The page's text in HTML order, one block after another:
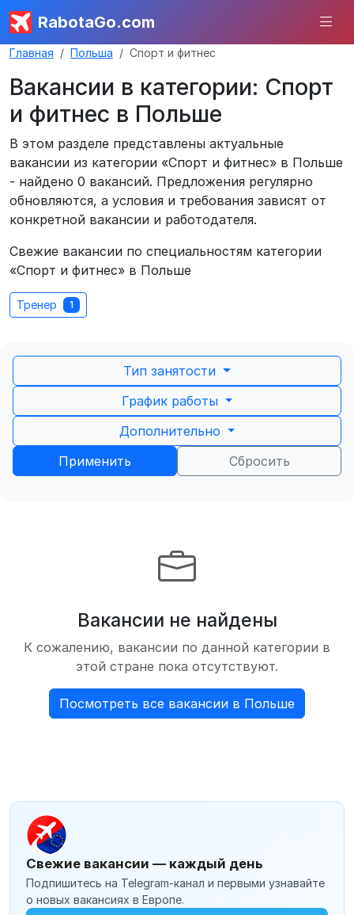
RabotaGo.com
Главная Польша Спорт и фитнес
Вакансии в категории: Спорт
и фитнес в Польше
В этом разделе представлены актуальные
вакансии из категории «Спорт и фитнес» в Польше
- найдено 0 вакансий. Предложения регулярно
обновляются, а условия и требования зависят от
конкретной вакансии и работодателя.
Свежие вакансии по специальностям категории
«Спорт и фитнес» в Польше
Тренер 1
Тип занятости
График работы
Дополнительно
Применить
Сбросить
Вакансии не найдены
К сожалению, вакансии по данной категории в
этой стране пока отсутствуют.
Посмотреть все вакансии в Польше
Свежие вакансии — каждый день
Подпишитесь на Telegram-канал и первыми узнавайте
о новых вакансиях в Европе.